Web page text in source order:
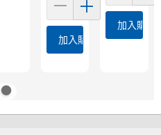
加入購物車
加入購物